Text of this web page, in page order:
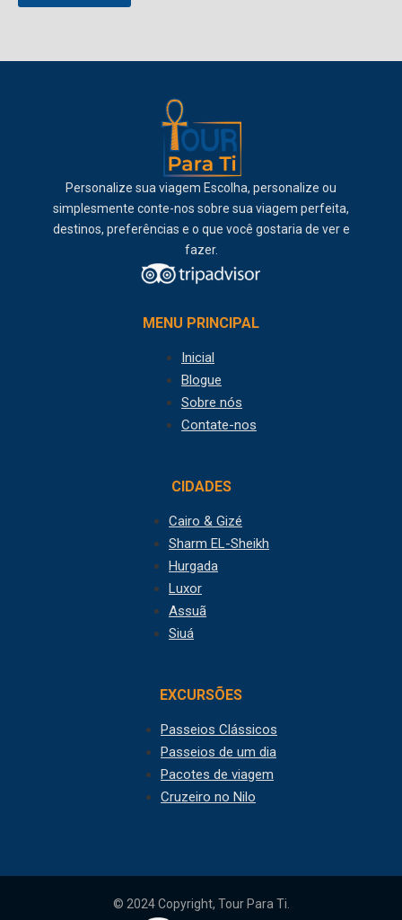
Personalize sua viagem Escolha, personalize ou
simplesmente conte-nos sobre sua viagem perfeita,
destinos, preferências e o que você gostaria de ver e
fazer.
MENU PRINCIPAL
Inicial
Blogue
Sobre nós
Contate-nos
CIDADES
Cairo & Gizé
Sharm EL-Sheikh
Hurgada
Luxor
Assuã
Siuá
EXCURSÕES
Passeios Clássicos
Passeios de um dia
Pacotes de viagem
Cruzeiro no Nilo
© 2024 Copyright, Tour Para Ti.